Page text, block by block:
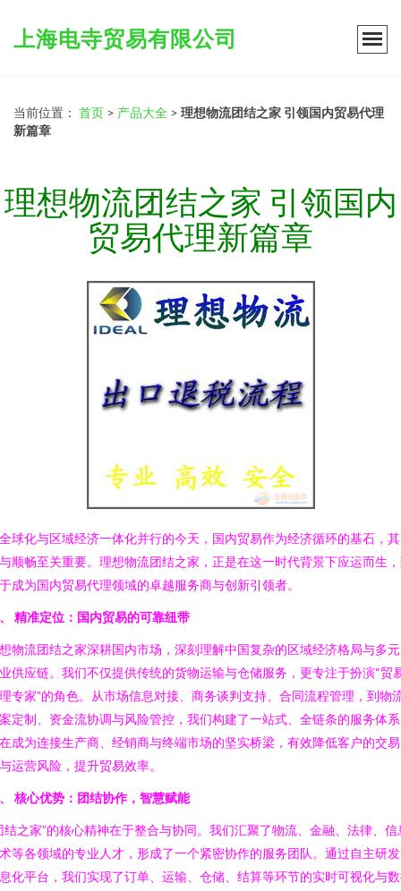
上海电寺贸易有限公司
当前位置： 首页 > 产品大全 > 理想物流团结之家 引领国内贸易代理
新篇章
理想物流团结之家 引领国内
贸易代理新篇章
球化与区域经济一体化并行的今天，国内贸易作为经济循环的基石，
顺畅至关重要。理想物流团结之家，正是在这一时代背景下应运而生
成为国内贸易代理领域的卓越服务商与创新引领者。
精准定位：国内贸易的可靠纽带
物流团结之家深耕国内市场，深刻理解中国复杂的区域经济格局与多
供应链。我们不仅提供传统的货物运输与仓储服务，更专注于扮演“贸
专家”的角色。从市场信息对接、商务谈判支持、合同流程管理，到物
定制、资金流协调与风险管控，我们构建了一站式、全链条的服务体
成为连接生产商、经销商与终端市场的坚实桥梁，有效降低客户的交
运营风险，提升贸易效率。
核心优势：团结协作，智慧赋能
结之家”的核心精神在于整合与协同。我们汇聚了物流、金融、法律、信
等各领域的专业人才，形成了一个紧密协作的服务团队。通过自主研
化平台，我们实现了订单、运输、仓储、结算等环节的实时可视化与